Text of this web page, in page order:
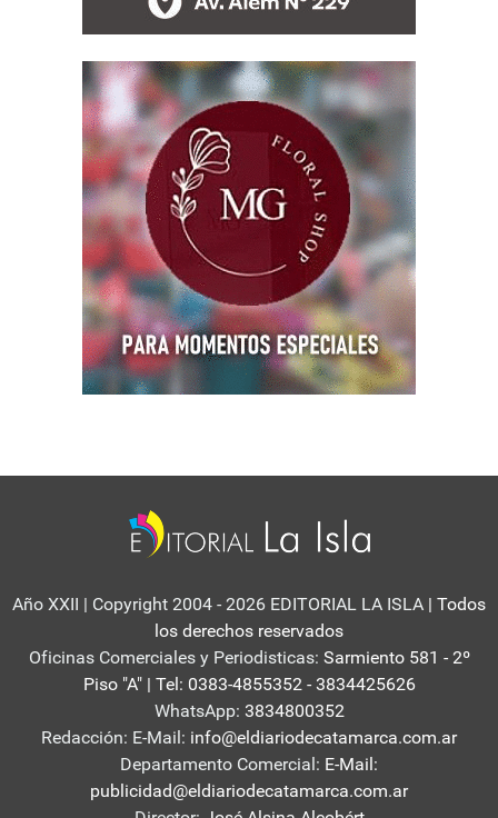
Año XXII | Copyright 2004 - 2026 EDITORIAL LA ISLA | Todos
los derechos reservados
Oficinas Comerciales y Periodisticas: Sarmiento 581 - 2º
Piso "A" | Tel: 0383-4855352 - 3834425626
WhatsApp: 3834800352
Redacción: E-Mail: info@eldiariodecatamarca.com.ar
Departamento Comercial: E-Mail:
publicidad@eldiariodecatamarca.com.ar